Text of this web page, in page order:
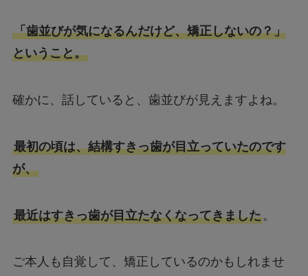
「歯並びが気になるんだけど、矯正しないの？」
ということ。
確かに、話していると、歯並びが見えますよね。
最初の頃は、結構すきっ歯が目立っていたのです
が、
最近はすきっ歯が目立たなくなってきました。
ご本人も自覚して、矯正しているのかもしれませ